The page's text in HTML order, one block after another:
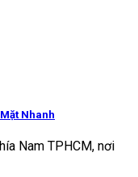
Nhanh
Nam TPHCM, nơi